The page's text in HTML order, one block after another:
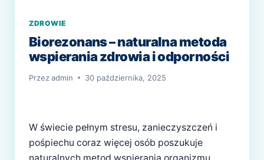
ZDROWIE
Biorezonans – naturalna metoda
wspierania zdrowia i odporności
Przezadmin 30 października, 2025
W świecie pełnym stresu, zanieczyszczeń i
pośpiechu coraz więcej osób poszukuje